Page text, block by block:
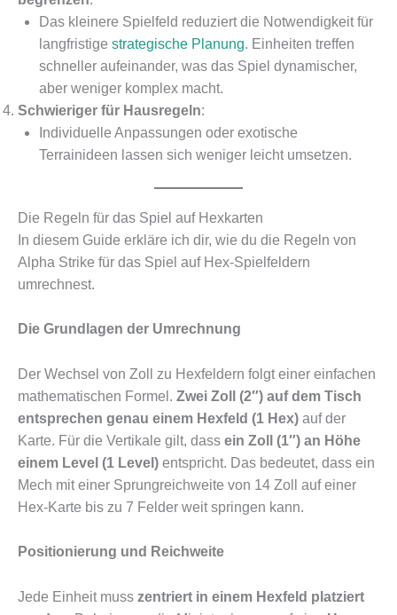
Das kleinere Spielfeld reduziert die Notwendigkeit für
langfristige strategische Planung. Einheiten treffen
schneller aufeinander, was das Spiel dynamischer,
aber weniger komplex macht.
Schwieriger für Hausregeln:
Individuelle Anpassungen oder exotische
Terrainideen lassen sich weniger leicht umsetzen.
Die Regeln für das Spiel auf Hexkarten
In diesem Guide erkläre ich dir, wie du die Regeln von
Alpha Strike für das Spiel auf Hex-Spielfeldern
umrechnest.
Die Grundlagen der Umrechnung
Der Wechsel von Zoll zu Hexfeldern folgt einer einfachen
mathematischen Formel. Zwei Zoll (2″) auf dem Tisch
entsprechen genau einem Hexfeld (1 Hex) auf der
Karte. Für die Vertikale gilt, dass ein Zoll (1″) an Höhe
einem Level (1 Level) entspricht. Das bedeutet, dass ein
Mech mit einer Sprungreichweite von 14 Zoll auf einer
Hex-Karte bis zu 7 Felder weit springen kann.
Positionierung und Reichweite
Jede Einheit muss zentriert in einem Hexfeld platziert